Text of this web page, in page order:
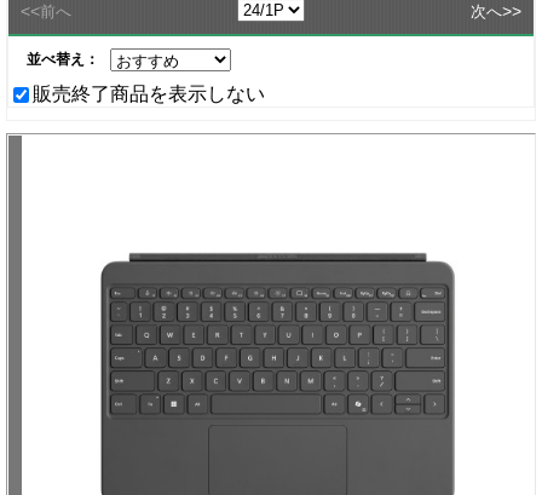
<<前へ 次へ>>
並べ替え：
販売終了商品を表示しない